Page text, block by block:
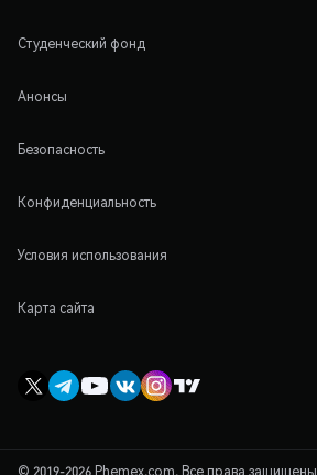
Студенческий фонд
Анонсы
Безопасность
Конфиденциальность
Условия использования
Карта сайта
© 2019-2026 Phemex.com. Все права защищены